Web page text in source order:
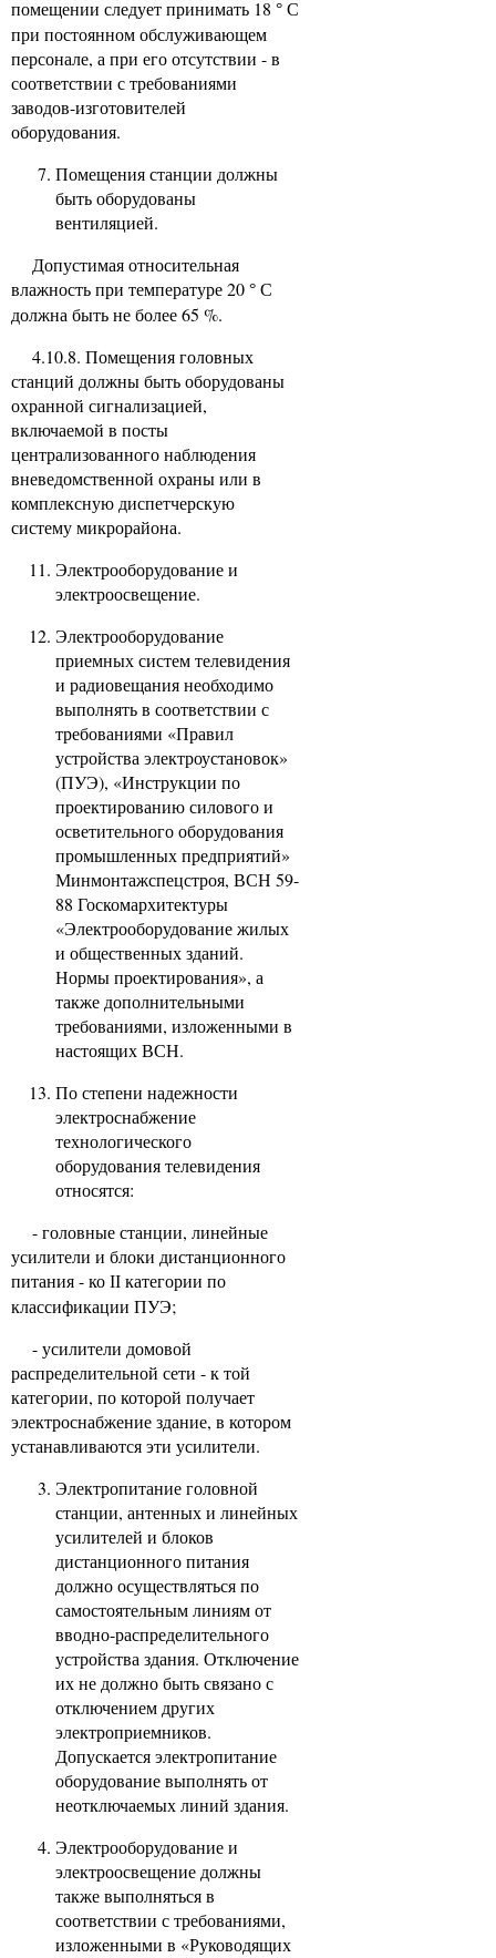
помещении следует принимать 18 ° С
при постоянном обслуживающем
персонале, а при его отсутствии - в
соответствии с требованиями
заводов-изготовителей
оборудования.
Помещения станции должны
быть оборудованы
вентиляцией.
Допустимая относительная
влажность при температуре 20 ° С
должна быть не более 65 %.
4.10.8. Помещения головных
станций должны быть оборудованы
охранной сигнализацией,
включаемой в посты
централизованного наблюдения
вневедомственной охраны или в
комплексную диспетчерскую
систему микрорайона.
Электрооборудование и
электроосвещение.
Электрооборудование
приемных систем телевидения
и радиовещания необходимо
выполнять в соответствии с
требованиями «Правил
устройства электроустановок»
(ПУЭ), «Инструкции по
проектированию силового и
осветительного оборудования
промышленных предприятий»
Минмонтажспецстроя, ВСН 59-
88 Госкомархитектуры
«Электрооборудование жилых
и общественных зданий.
Нормы проектирования», а
также дополнительными
требованиями, изложенными в
настоящих ВСН.
По степени надежности
электроснабжение
технологического
оборудования телевидения
относятся:
- головные станции, линейные
усилители и блоки дистанционного
питания - ко II категории по
классификации ПУЭ;
- усилители домовой
распределительной сети - к той
категории, по которой получает
электроснабжение здание, в котором
устанавливаются эти усилители.
Электропитание головной
станции, антенных и линейных
усилителей и блоков
дистанционного питания
должно осуществляться по
самостоятельным линиям от
вводно-распределительного
устройства здания. Отключение
их не должно быть связано с
отключением других
электроприемников.
Допускается электропитание
оборудование выполнять от
неотключаемых линий здания.
Электрооборудование и
электроосвещение должны
также выполняться в
соответствии с требованиями,
изложенными в «Руководящих